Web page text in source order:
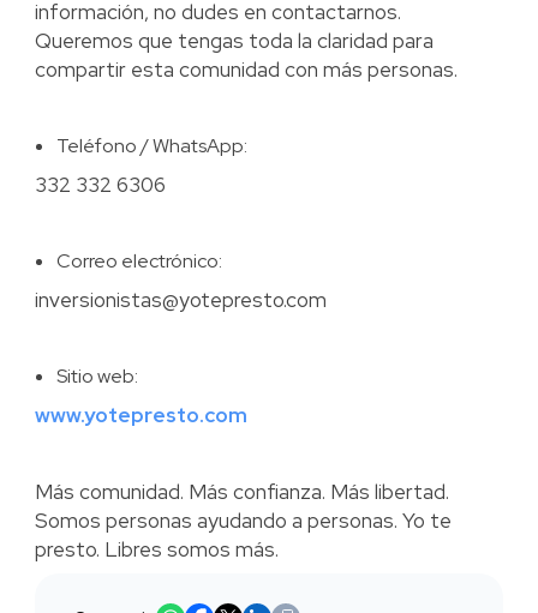
información, no dudes en contactarnos.
Queremos que tengas toda la claridad para
compartir esta comunidad con más personas.
Teléfono / WhatsApp:
332 332 6306
Correo electrónico:
inversionistas@yotepresto.com
Sitio web:
www.yotepresto.com
Más comunidad. Más confianza. Más libertad.
Somos personas ayudando a personas. Yo te
presto. Libres somos más.